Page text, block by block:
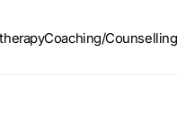
Coaching/Counselling